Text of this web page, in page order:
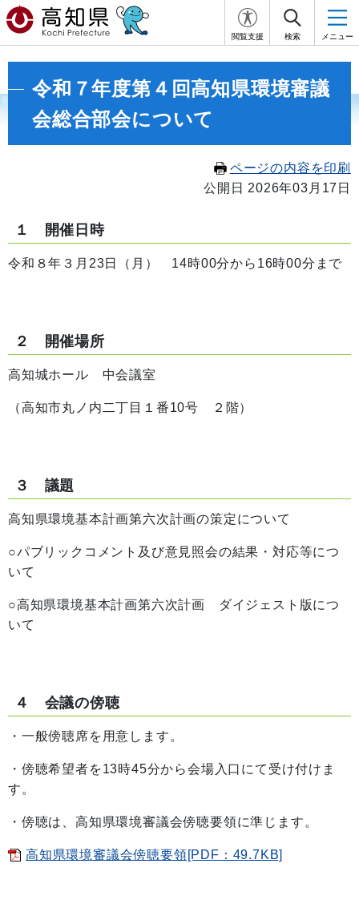
閲覧支援 検索 メニュー
令和７年度第４回高知県環境審議
会総合部会について
ページの内容を印刷
公開日 2026年03月17日
１ 開催日時
令和８年３月23日（月） 14時00分から16時00分まで
２ 開催場所
高知城ホール 中会議室
（高知市丸ノ内二丁目１番10号 ２階）
３ 議題
高知県環境基本計画第六次計画の策定について
○パブリックコメント及び意見照会の結果・対応等につ
いて
○高知県環境基本計画第六次計画 ダイジェスト版につ
いて
４ 会議の傍聴
・一般傍聴席を用意します。
・傍聴希望者を13時45分から会場入口にて受け付けま
す。
・傍聴は、高知県環境審議会傍聴要領に準じます。
高知県環境審議会傍聴要領[PDF：49.7KB]